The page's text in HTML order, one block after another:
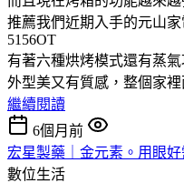
推薦我們近期入手的元山
5156OT
有著六種烘烤模式還有蒸
外型美又有質感，整個家
繼續閱讀
6個月前
宏星製藥｜金元素。用眼
數位生活